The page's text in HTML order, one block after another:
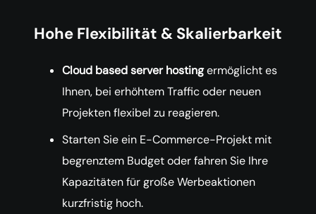
Hohe Flexibilität & Skalierbarkeit
Cloud based server hostingermöglicht es
Ihnen, bei erhöhtem Traffic oder neuen
Projekten flexibel zu reagieren.
Starten Sie ein E-Commerce-Projekt mit
begrenztem Budget oder fahren Sie Ihre
Kapazitäten für große Werbeaktionen
kurzfristig hoch.